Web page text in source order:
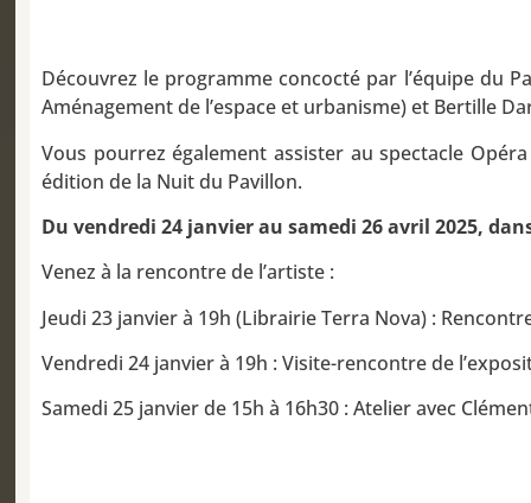
Découvrez le programme concocté par l’équipe du
Aménagement de l’espace et urbanisme) et Bertille
Vous pourrez également assister au spectacle
édition de la Nuit du Pavillon.
Du vendredi 24 janvier au samedi 26 avril 2025,
Venez à la rencontre de l’artiste :
Jeudi 23 janvier à 19h (Librairie Terra Nova) :
Vendredi 24 janvier à 19h : Visite-rencontre de
Samedi 25 janvier de 15h à 16h30 : Atelier avec